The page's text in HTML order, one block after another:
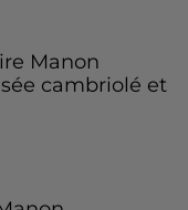
Manon
cambriolé et